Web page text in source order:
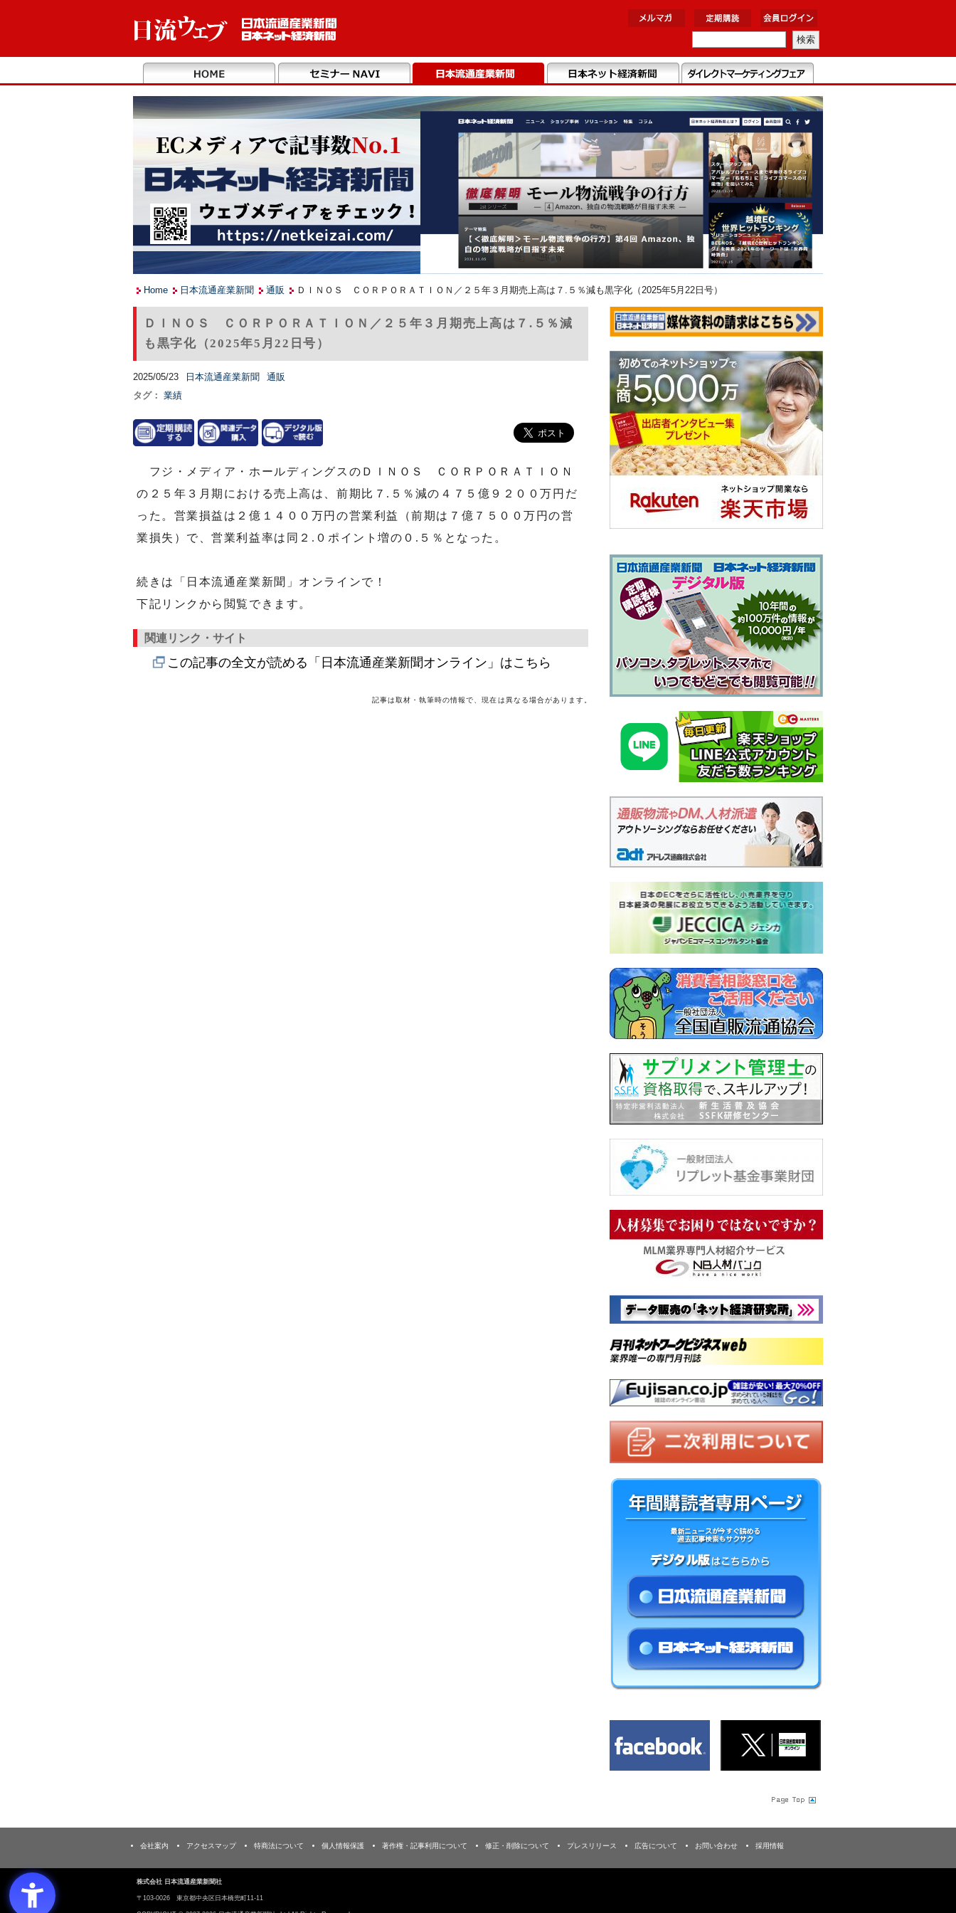
Home 日本流通産業新聞 通販 ＤＩＮＯＳ ＣＯＲＰＯＲＡＴＩＯＮ／２５年３月期売上高は７.５％減も黒字化（2025年5月22日号）
ＤＩＮＯＳ ＣＯＲＰＯＲＡＴＩＯＮ／２５年３月期売上高は７.５％減
も黒字化（2025年5月22日号）
2025/05/23 日本流通産業新聞
通販
タグ： 業績
フジ・メディア・ホールディングスのＤＩＮＯＳ ＣＯＲＰＯＲＡＴＩＯＮ
の２５年３月期における売上高は、前期比７.５％減の４７５億９２００万円だ
った。営業損益は２億１４００万円の営業利益（前期は７億７５００万円の営
業損失）で、営業利益率は同２.０ポイント増の０.５％となった。
続きは「日本流通産業新聞」オンラインで！
下記リンクから閲覧できます。
関連リンク・サイト
この記事の全文が読める「日本流通産業新聞オンライン」はこちら
記事は取材・執筆時の情報で、現在は異なる場合があります。
会社案内 アクセスマップ 特商法について 個人情報保護 著作権・記事利用について 修正・削除について プレスリリース 広告について お問い合わせ 採用情報
株式会社 日本流通産業新聞社
〒103‐0026 東京都中央区日本橋兜町11-11